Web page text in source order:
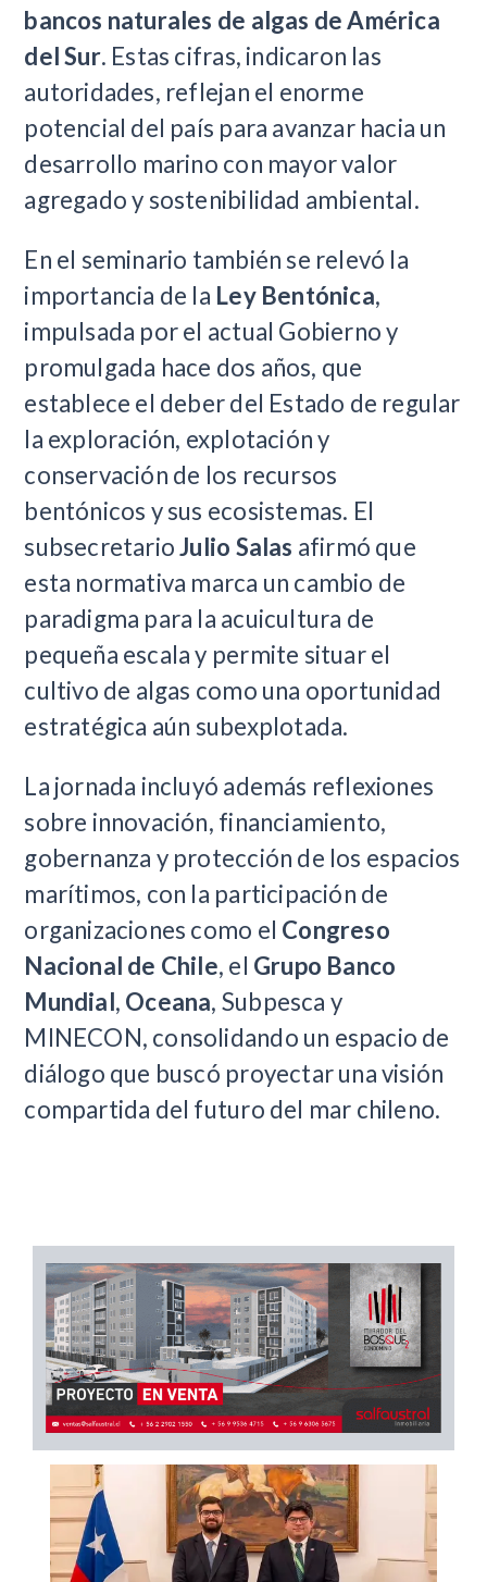
bancos naturales de algas de América
del Sur. Estas cifras, indicaron las
autoridades, reflejan el enorme
potencial del país para avanzar hacia un
desarrollo marino con mayor valor
agregado y sostenibilidad ambiental.
En el seminario también se relevó la
importancia de la Ley Bentónica,
impulsada por el actual Gobierno y
promulgada hace dos años, que
establece el deber del Estado de regular
la exploración, explotación y
conservación de los recursos
bentónicos y sus ecosistemas. El
subsecretarioJulio Salas afirmó que
esta normativa marca un cambio de
paradigma para la acuicultura de
pequeña escala y permite situar el
cultivo de algas como una oportunidad
estratégica aún subexplotada.
La jornada incluyó además reflexiones
sobre innovación, financiamiento,
gobernanza y protección de los espacios
marítimos, con la participación de
organizaciones como el Congreso
Nacional de Chile, el Grupo Banco
Mundial, Oceana, Subpesca y
MINECON, consolidando un espacio de
diálogo que buscó proyectar una visión
compartida del futuro del mar chileno.